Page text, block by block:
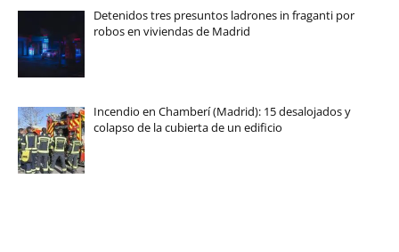
Detenidos tres presuntos ladrones in fraganti por
robos en viviendas de Madrid
Incendio en Chamberí (Madrid): 15 desalojados y
colapso de la cubierta de un edificio